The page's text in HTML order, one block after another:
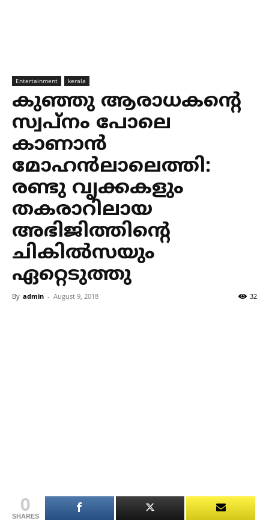
Entertainment kerala
കുഞ്ഞു ആരാധകന്റെ
സ്വപ്നം പോലെ
കാണാന്‍
മോഹന്‍ലാലെത്തി:
രണ്ടു വൃക്കകളും
തകരാറിലായ
അഭിജിത്തിന്റെ
ചികില്‍സയും
ഏറ്റെടുത്തു
By admin - August 9, 2018 32
0
SHARES